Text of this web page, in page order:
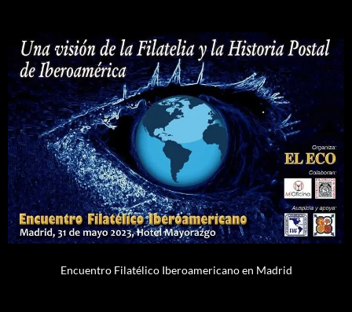
Encuentro Filatélico Iberoamericano en Madrid